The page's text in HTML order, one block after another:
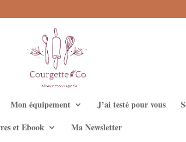
Mon équipement J’ai testé pour vous
et Ebook
Ma Newsletter